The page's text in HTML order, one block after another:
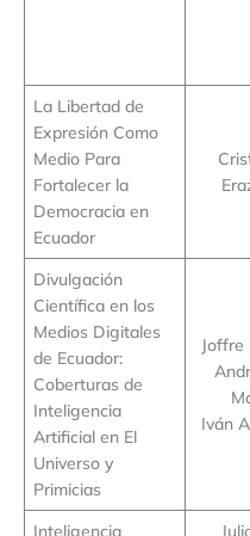
La Libertad de
Expresión Como
Medio Para
Fortalecer la
Democracia en
Ecuador
Divulgación
Científica en los
Medios Digitales
de Ecuador:
Coberturas de
Inteligencia
Artificial en El
Universo y
Primicias
Joffre
Iván
Inteligencia